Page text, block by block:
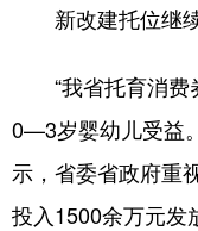
新改建托位继
“我省托育消费
0—3岁婴幼儿受益
示，省委省政府重
投入1500余万元发